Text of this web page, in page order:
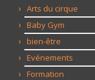
Arts du cirque
Baby Gym
bien-être
Evénements
Formation